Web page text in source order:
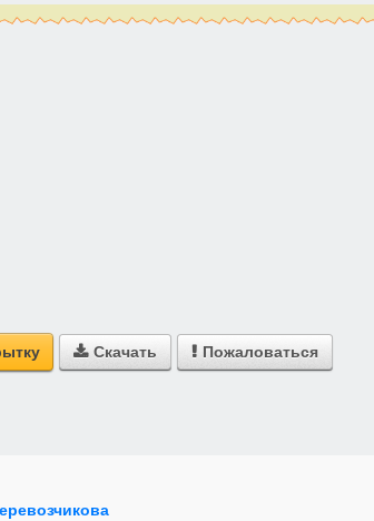
 Скачать  Пожаловаться